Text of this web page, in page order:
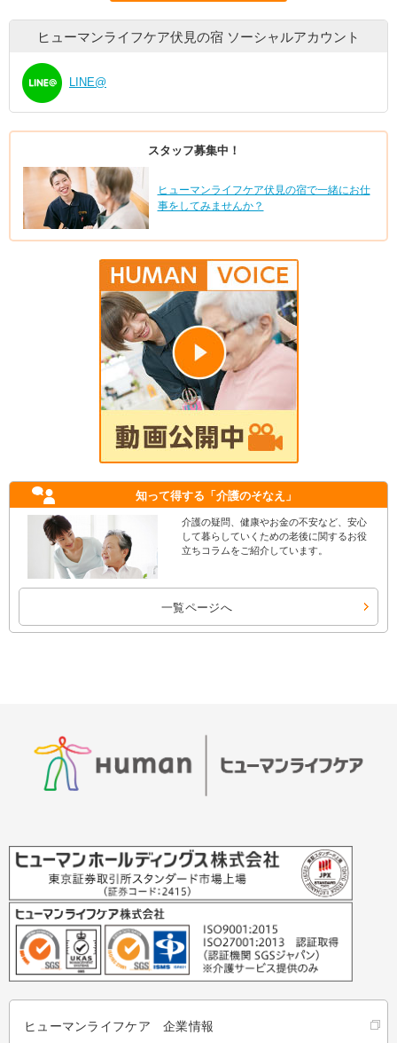
ヒューマンライフケア伏見の宿 ソーシャルアカウント
LINE@
スタッフ募集中！
ヒューマンライフケア伏見の宿で一緒にお仕
事をしてみませんか？
知って得する 「介護のそなえ」
介護の疑問、健康やお金の不安など、安心
して暮らしていくための老後に関するお役
立ちコラムをご紹介しています。
一覧ページへ
ヒューマンライフケア 企業情報